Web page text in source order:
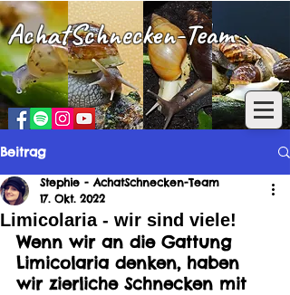
AchatSchnecken-Team
Beitrag
Limicolaria - wir sind viele!
Stephie - AchatSchnecken-Team
17. Okt. 2022
Wenn wir an die Gattung
Limicolaria denken, haben
wir zierliche Schnecken mit